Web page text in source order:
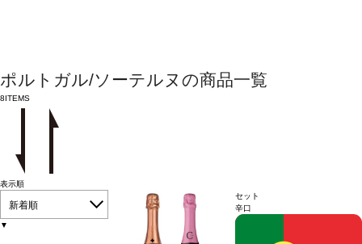
ポルトガル/ソーテルヌの商品一覧
8ITEMS
表示順
新着順
▼
セット
辛口